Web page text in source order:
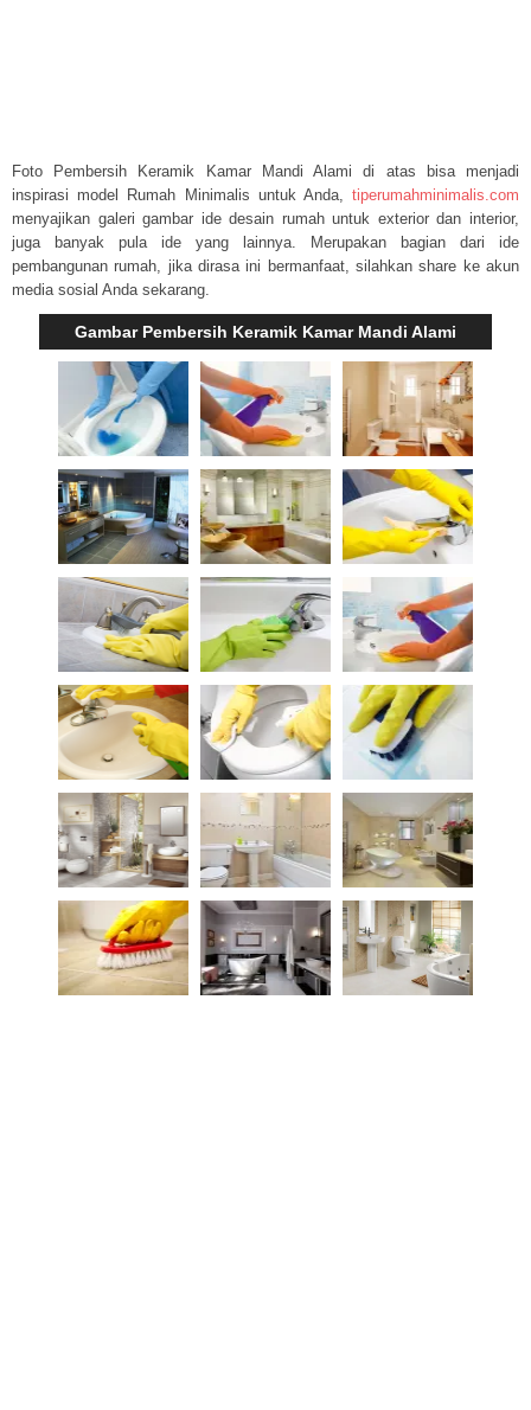
Foto Pembersih Keramik Kamar Mandi Alami di atas bisa menjadi
inspirasi model Rumah Minimalis untuk Anda, tiperumahminimalis.com
menyajikan galeri gambar ide desain rumah untuk exterior dan interior,
juga banyak pula ide yang lainnya. Merupakan bagian dari ide
pembangunan rumah, jika dirasa ini bermanfaat, silahkan share ke akun
media sosial Anda sekarang.
Gambar Pembersih Keramik Kamar Mandi Alami